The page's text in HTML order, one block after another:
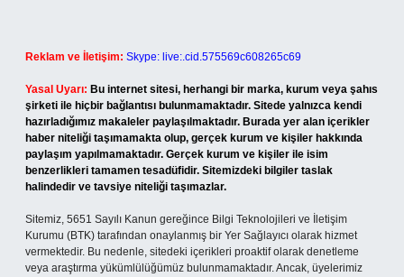
Reklam ve İletişim: Skype: live:.cid.575569c608265c69
Yasal Uyarı: Bu internet sitesi, herhangi bir marka, kurum veya şahıs
şirketi ile hiçbir bağlantısı bulunmamaktadır. Sitede yalnızca kendi
hazırladığımız makaleler paylaşılmaktadır. Burada yer alan içerikler
haber niteliği taşımamakta olup, gerçek kurum ve kişiler hakkında
paylaşım yapılmamaktadır. Gerçek kurum ve kişiler ile isim
benzerlikleri tamamen tesadüfidir. Sitemizdeki bilgiler taslak
halindedir ve tavsiye niteliği taşımazlar.
Sitemiz, 5651 Sayılı Kanun gereğince Bilgi Teknolojileri ve İletişim
Kurumu (BTK) tarafından onaylanmış bir Yer Sağlayıcı olarak hizmet
vermektedir. Bu nedenle, sitedeki içerikleri proaktif olarak denetleme
veya araştırma yükümlülüğümüz bulunmamaktadır. Ancak, üyelerimiz